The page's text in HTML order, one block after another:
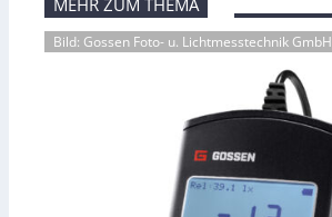
MEHR ZUM THEMA
Bild: Gossen Foto- u. Lichtmesstechnik GmbH